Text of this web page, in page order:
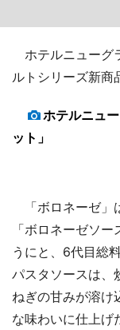
ホテルニューグ
ルトシリーズ新商
ホテルニュ
ット」
「ボロネーゼ」
「ボロネーゼソ
うにと、6代目総
パスタソースは、
ねぎの甘みが溶け
な味わいに仕上げ